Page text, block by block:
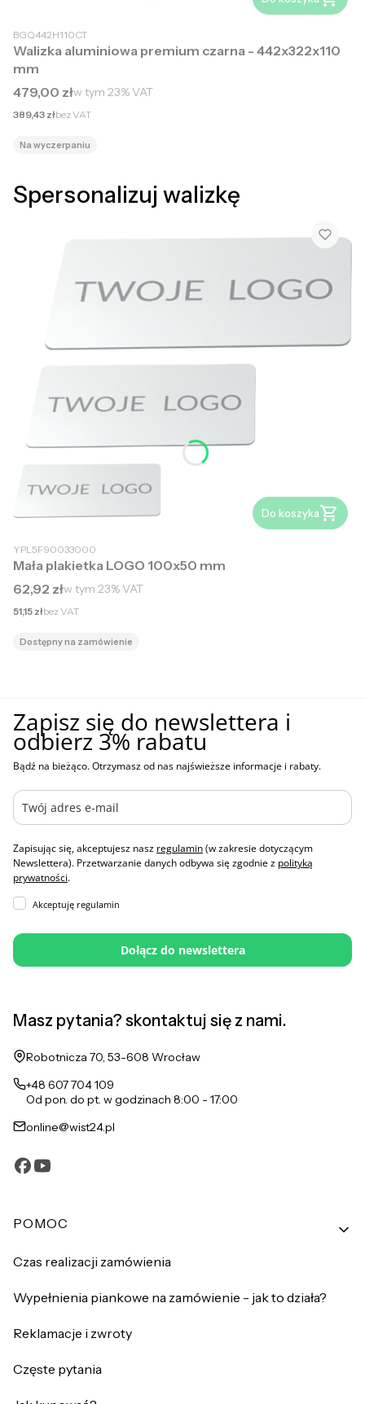
BGQ442H110CT
Walizka aluminiowa premium czarna - 442x322x110
mm
Cena brutto
479,00 złw tym 23%VAT
Cena netto
389,43 złbez VAT
Na wyczerpaniu
Spersonalizuj walizkę
Do koszyka
YPL5F90033000
Mała plakietka LOGO 100x50 mm
Cena brutto
62,92 złw tym 23%VAT
Cena netto
51,15 złbez VAT
Dostępny na zamówienie
Zapisz się do newslettera i
odbierz 3% rabatu
Bądź na bieżąco. Otrzymasz od nas najświeższe informacje i rabaty.
Zapisując się, akceptujesz nasz regulamin(w zakresie dotyczącym
Newslettera). Przetwarzanie danych odbywa się zgodnie z polityką
prywatności.
Akceptuję regulamin
Dołącz do newslettera
Masz pytania? skontaktuj się z nami.
Adres:
Robotnicza 70, 53-608 Wrocław
+48 607 704 109
Od pon. do pt. w godzinach 8:00 - 17:00
online@wist24.pl
Linki w stopce
POMOC
Czas realizacji zamówienia
Wypełnienia piankowe na zamówienie - jak to działa?
Reklamacje i zwroty
Częste pytania